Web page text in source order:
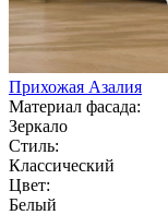
Прихожая Азалия
Материал фасада:
Зеркало
Стиль:
Классический
Цвет:
Белый